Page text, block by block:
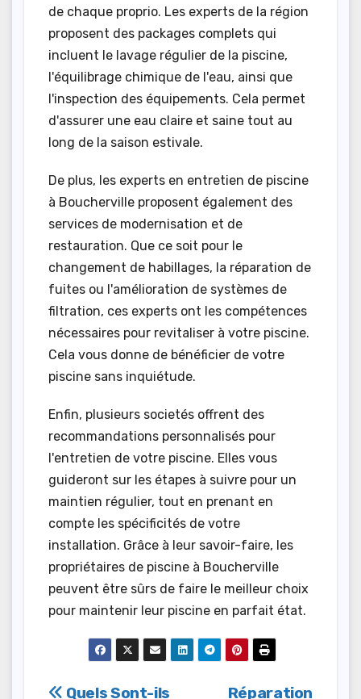
de chaque proprio. Les experts de la région
proposent des packages complets qui
incluent le lavage régulier de la piscine,
l'équilibrage chimique de l'eau, ainsi que
l'inspection des équipements. Cela permet
d'assurer une eau claire et saine tout au
long de la saison estivale.
De plus, les experts en entretien de piscine
à Boucherville proposent également des
services de modernisation et de
restauration. Que ce soit pour le
changement de habillages, la réparation de
fuites ou l'amélioration de systèmes de
filtration, ces experts ont les compétences
nécessaires pour revitaliser à votre piscine.
Cela vous donne de bénéficier de votre
piscine sans inquiétude.
Enfin, plusieurs societés offrent des
recommandations personnalisés pour
l'entretien de votre piscine. Elles vous
guideront sur les étapes à suivre pour un
maintien régulier, tout en prenant en
compte les spécificités de votre
installation. Grâce à leur savoir-faire, les
propriétaires de piscine à Boucherville
peuvent être sûrs de faire le meilleur choix
pour maintenir leur piscine en parfait état.
Réparation
Quels Sont-ils